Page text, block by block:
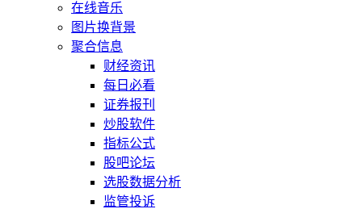
在线音乐
图片换背景
聚合信息
财经资讯
每日必看
证券报刊
炒股软件
指标公式
股吧论坛
选股数据分析
监管投诉